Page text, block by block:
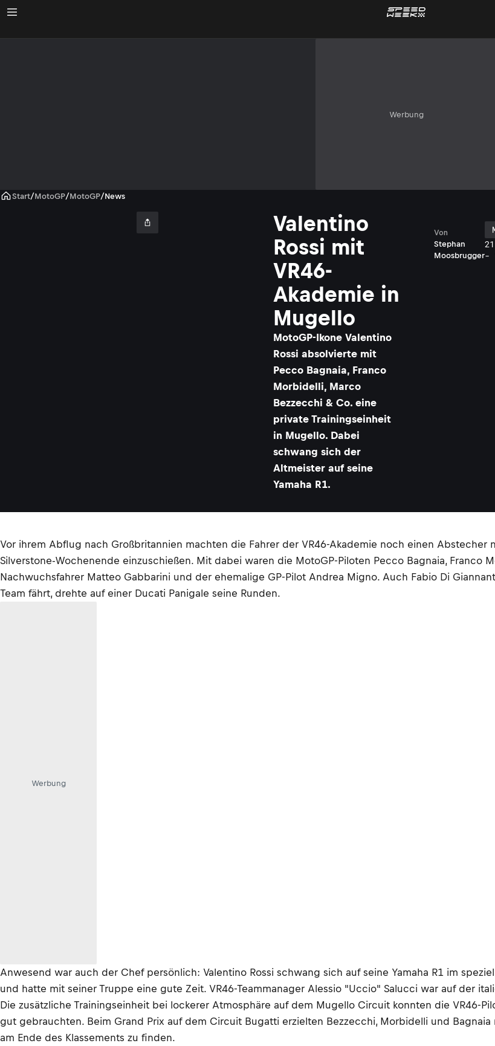
Werbung
Start/MotoGP/MotoGP/News
Valentino
Rossi mit
VR46-
Akademie in
Mugello
MotoGP-Ikone Valentino
Rossi absolvierte mit
Pecco Bagnaia, Franco
Morbidelli, Marco
Bezzecchi & Co. eine
private Trainingseinheit
in Mugello. Dabei
schwang sich der
Altmeister auf seine
Yamaha R1.
Stephan
Moosbrugger
Von
-
Vor ihrem Abflug nach Großbritannien machten die Fahrer der VR46-Akademie noch einen Abstecher
Silverstone-Wochenende einzuschießen. Mit dabei waren die MotoGP-Piloten Pecco Bagnaia, Franco
Nachwuchsfahrer Matteo Gabbarini und der ehemalige GP-Pilot Andrea Migno. Auch Fabio Di
Team fährt, drehte auf einer Ducati Panigale seine Runden.
Werbung
Anwesend war auch der Chef persönlich: Valentino Rossi schwang sich auf seine Yamaha R1 im
und hatte mit seiner Truppe eine gute Zeit. VR46-Teammanager Alessio "Uccio" Salucci war auf der
Die zusätzliche Trainingseinheit bei lockerer Atmosphäre auf dem Mugello Circuit konnten die VR46-
gut gebrauchten. Beim Grand Prix auf dem Circuit Bugatti erzielten Bezzecchi, Morbidelli und
am Ende des Klassements zu finden.